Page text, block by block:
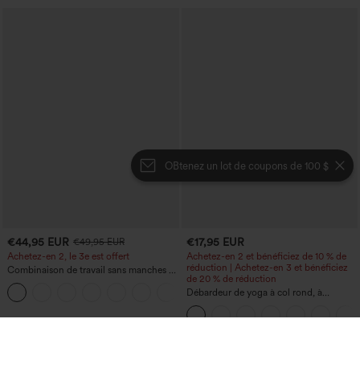
OBtenez un lot de coupons de 100 $
€44,95 EUR €49,95 EUR
Achetez-en 2, le 3e est offert
Combinaison de travail sans manches à
encolure bateau, côtés noués, toucher
frais, rayée, avec poches — Édition Easy
Peezy
+8
€17,95 EUR
Achetez-en 2 et bénéficiez de 10 % de
réduction | Achetez-en 3 et bénéficiez
de 20 % de réduction
Débardeur de yoga à col rond, à
fronces, effet rafraîchissant - UPF50+